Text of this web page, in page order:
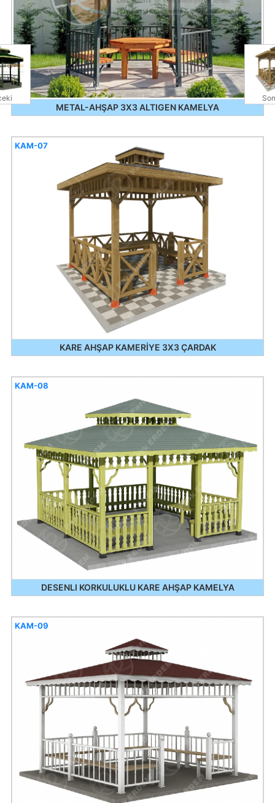
METAL-AHŞAP 3X3 ALTIGEN KAMELYA
KARE AHŞAP KAMERİYE 3X3 ÇARDAK
KAM-07
DESENLI KORKULUKLU KARE AHŞAP KAMELYA
KAM-08
KAM-09